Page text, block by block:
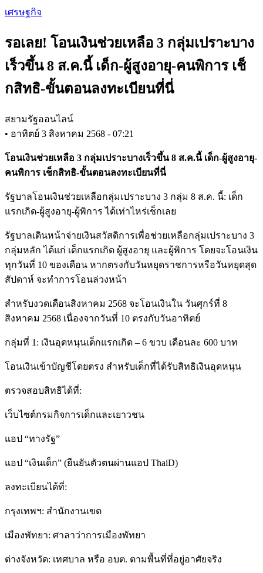
Skip
content
เศรษฐกิจ
รอเลย! โอนเงินช่วยเหลือ 3 กลุ่มเปราะบาง
เร็วขึ้น 8 ส.ค.นี้ เด็ก-ผู้สูงอายุ-คนพิการ เช็
กสิทธิ-ขั้นตอนลงทะเบียนที่นี่
สยามรัฐออนไลน์
• อาทิตย์ 3 สิงหาคม 2568 - 07:21
โอนเงินช่วยเหลือ 3 กลุ่มเปราะบางเร็วขึ้น 8 ส.ค.นี้ เด็ก-ผู้สูงอายุ-
คนพิการ เช็กสิทธิ-ขั้นตอนลงทะเบียนที่นี่
รัฐบาลโอนเงินช่วยเหลือกลุ่มเปราะบาง 3 กลุ่ม 8 ส.ค. นี้: เด็ก
แรกเกิด-ผู้สูงอายุ-ผู้พิการ ได้เท่าไหร่เช็กเลย
รัฐบาลเดินหน้าจ่ายเงินสวัสดิการเพื่อช่วยเหลือกลุ่มเปราะบาง 3
กลุ่มหลัก ได้แก่ เด็กแรกเกิด ผู้สูงอายุ และผู้พิการ โดยจะโอนเงิน
ทุกวันที่ 10 ของเดือน หากตรงกับวันหยุดราชการหรือวันหยุดสุด
สัปดาห์ จะทำการโอนล่วงหน้า
สำหรับงวดเดือนสิงหาคม 2568 จะโอนเงินใน วันศุกร์ที่ 8
สิงหาคม 2568 เนื่องจากวันที่ 10 ตรงกับวันอาทิตย์
กลุ่มที่ 1: เงินอุดหนุนเด็กแรกเกิด – 6 ขวบ เดือนละ 600 บาท
โอนเงินเข้าบัญชีโดยตรง สำหรับเด็กที่ได้รับสิทธิเงินอุดหนุน
ตรวจสอบสิทธิได้ที่:
เว็บไซต์กรมกิจการเด็กและเยาวชน
แอป “ทางรัฐ”
แอป “เงินเด็ก” (ยืนยันตัวตนผ่านแอป ThaiD)
ลงทะเบียนได้ที่:
กรุงเทพฯ: สำนักงานเขต
เมืองพัทยา: ศาลาว่าการเมืองพัทยา
ต่างจังหวัด: เทศบาล หรือ อบต. ตามพื้นที่ที่อยู่อาศัยจริง